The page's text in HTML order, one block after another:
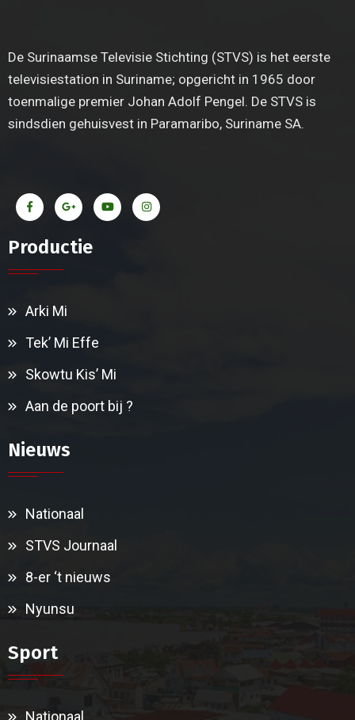
De Surinaamse Televisie Stichting (STVS) is het eerste
televisiestation in Suriname; opgericht in 1965 door
toenmalige premier Johan Adolf Pengel. De STVS is
sindsdien gehuisvest in Paramaribo, Suriname SA.
Productie
Arki Mi
Tek’ Mi Effe
Skowtu Kis’ Mi
Aan de poort bij ?
Nieuws
Nationaal
STVS Journaal
8-er ‘t nieuws
Nyunsu
Sport
Nationaal